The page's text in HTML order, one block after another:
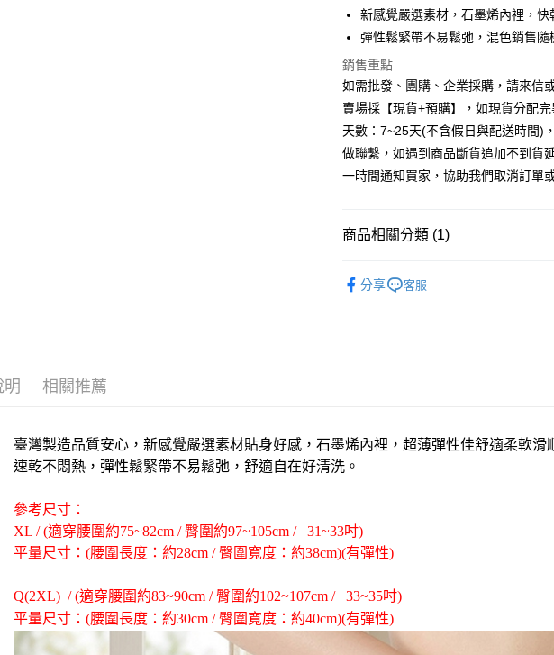
合作金庫商業銀行
華南商業銀行
國泰世華商業銀行
臺灣中小企業銀行
匯豐（台灣）商業銀行
聯邦商業銀行
玉山商業銀行
台新國際商業銀行
6 期 0 利率 每期NT$56
合作金庫商業銀行
華南商業銀行
上海商業儲蓄銀行
國泰世華商業銀行
臺灣中小企業銀行
匯豐（台灣）商業銀行
聯邦商業銀行
元大商業銀行
台灣樂天信用卡公司
12 期 0 利率 每期NT$28
合作金庫商業銀行
華南商業銀行
上海商業儲蓄銀行
臺灣中小企業銀行
匯豐（台灣）商業銀行
聯邦商業銀行
台新國際商業銀行
超商取貨付款
LINE Pay
Apple Pay
街口支付
全盈+PAY
相關說明
１．於結帳方式選擇「AFTEE先享後付」
付」結帳頁面，進行簡訊認證並確認金額
２．訂單成立數日內，您將收到繳費通知簡
絡購買商品的店家。未經商家同意取消之
先享後付繳納相關費用。
付客戶支援中心」
【注意事項】
１．透過由恩沛科技股份有限公司提供之
全家取貨付款三天後到
每筆NT$60，滿NT$490(含以上)免運
每筆NT$100，滿NT$1,000(含以上)免
付款後全家取貨
每筆NT$60，滿NT$490(含以上)免運
7-11取貨付款三天
每筆NT$60，滿NT$490(含以上)免運
新感覺嚴選素材，石墨烯內裡，
彈性鬆緊帶不易鬆弛，混色銷售隨
銷售重點
如需批發、團購、企業採購，請來信
賣場採【現貨+預購】，如現貨分配
天數：7~25天(不含假日與配送時間)
做聯繫，如遇到商品斷貨追加不到貨
一時間通知買家，協助我們取消訂單
商品相關分類 (1)
分享
客服
明 相關推薦
臺灣製造品質安心，新感覺嚴選素材貼身好感，石墨烯內裡，超薄彈性佳舒適柔軟滑
速乾不悶熱，彈性鬆緊帶不易鬆弛，舒適自在好清洗。
參考尺寸：
XL / (適穿腰圍約75~82cm / 臀圍約97~105cm /   31~33吋)
平量尺寸：(腰圍長度：約28cm / 臀圍寬度：約38cm)(有彈性)
Q(2XL)  / (適穿腰圍約83~90cm / 臀圍約102~107cm /   33~35吋)
平量尺寸：(腰圍長度：約30cm / 臀圍寬度：約40cm)(有彈性)